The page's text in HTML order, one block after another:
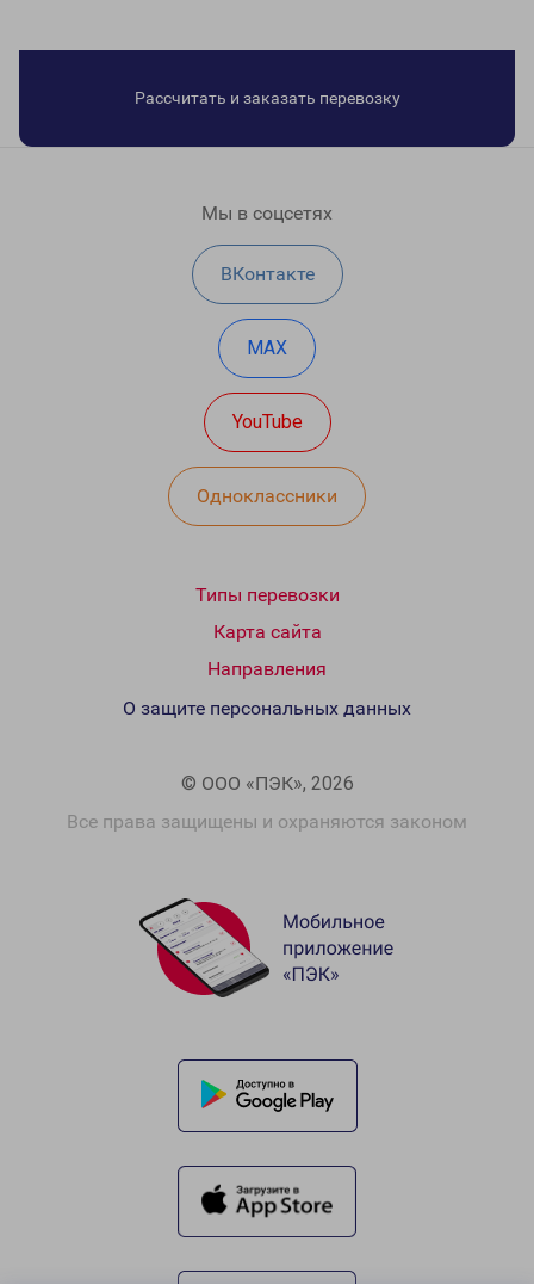
Рассчитать и заказать перевозку
Мы в соцсетях
ВКонтакте
MAX
YouTube
Одноклассники
Типы перевозки
Карта сайта
Направления
© ООО «ПЭК», 2026
Все права защищены и охраняются законом
О защите персональных данных